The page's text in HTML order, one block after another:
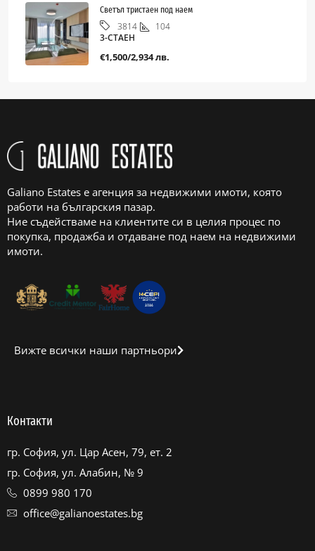
Светъл тристаен под наем
3814
104
3-СТАЕН
€1,500/2,934 лв.
Galiano Estates е агенция за недвижими имоти, която
работи на българския пазар.
Ние съдействаме на клиентите си в целия процес по
покупка, продажба и отдаване под наем на недвижими
имоти.
Вижте всички наши партньори
Контакти
гр. София, ул. Цар Асен, 79, ет. 2
гр. София, ул. Алабин, № 9
0899 980 170
office@galianoestates.bg